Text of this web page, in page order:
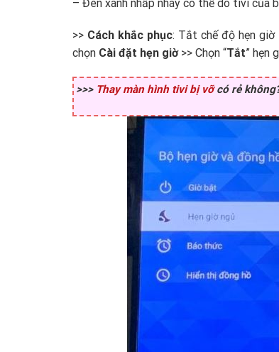
– Đèn xanh nhấp nháy có thể do tivi của
>> Cách khắc phục: Tắt chế độ hẹn
chọn Cài đặt hẹn giờ>> Chọn “Tắt” hẹn
>>> Thay màn hình tivi bị vỡcó rẻ